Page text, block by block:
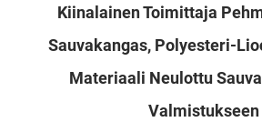
Kiinalainen Toimittaja
Sauvakangas, Polyesteri-
Materiaali Neulottu
Valmistukseen